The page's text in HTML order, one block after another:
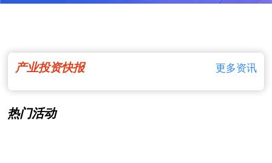
产业投资快报 更多资讯
热门活动